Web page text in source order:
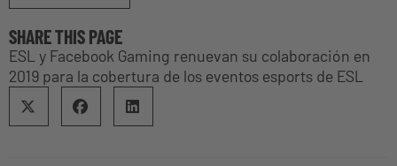
SHARE THIS PAGE
ESL y Facebook Gaming renuevan su colaboración en
2019 para la cobertura de los eventos esports de ESL